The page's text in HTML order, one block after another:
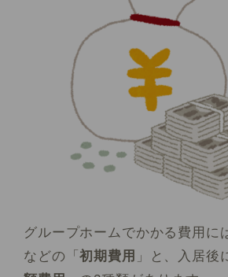
グループホームでかかる費用に
などの「初期費用 」と、入居後